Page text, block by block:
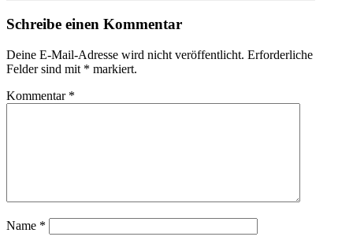
Schreibe einen Kommentar
Deine E-Mail-Adresse wird nicht veröffentlicht. Erforderliche
Felder sind mit * markiert.
Kommentar *
Name *